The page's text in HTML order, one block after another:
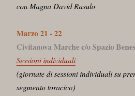
con Magna David Rasulo
Marzo 21 - 22
Civitanova Marche c/o Spazio
Sessioni individuali
(giornate di sessioni individuali su
segmento toracico)